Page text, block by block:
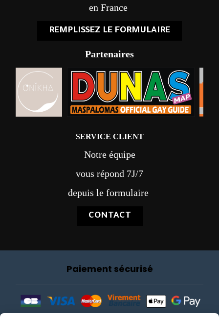
en France
REMPLISSEZ LE FORMULAIRE
Partenaires
SERVICE CLIENT
Notre équipe
vous répond 7J/7
depuis le formulaire
CONTACT
Paiement sécurisé